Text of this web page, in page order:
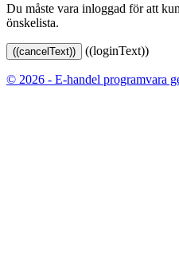
Du måste vara inloggad för att
önskelista.
((cancelText)) ((loginText))
© 2026 - E-handel programvara